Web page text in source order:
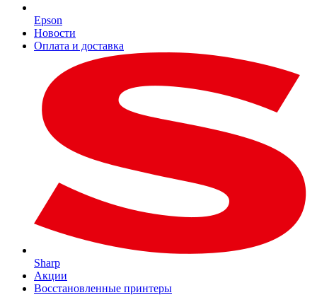
Epson
Новости
Оплата и доставка
Sharp
Акции
Восстановленные принтеры